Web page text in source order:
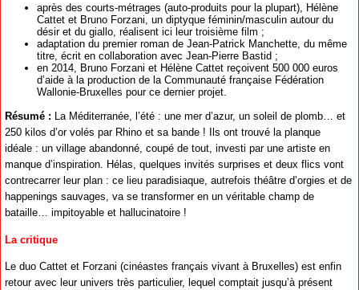
après des courts-métrages (auto-produits pour la plupart), Hélène
Cattet et Bruno Forzani, un diptyque féminin/masculin autour du
désir et du giallo, réalisent ici leur troisième film ;
adaptation du premier roman de Jean-Patrick Manchette, du même
titre, écrit en collaboration avec Jean-Pierre Bastid ;
en 2014, Bruno Forzani et Hélène Cattet reçoivent 500 000 euros
d’aide à la production de la Communauté française Fédération
Wallonie-Bruxelles pour ce dernier projet.
Résumé : La Méditerranée, l’été : une mer d’azur, un soleil de plomb… et
250 kilos d’or volés par Rhino et sa bande ! Ils ont trouvé la planque
idéale : un village abandonné, coupé de tout, investi par une artiste en
manque d’inspiration. Hélas, quelques invités surprises et deux flics vont
contrecarrer leur plan : ce lieu paradisiaque, autrefois théâtre d’orgies et de
happenings sauvages, va se transformer en un véritable champ de
bataille… impitoyable et hallucinatoire !
La critique
Le duo Cattet et Forzani (cinéastes français vivant à Bruxelles) est enfin
retour avec leur univers très particulier, lequel comptait jusqu’à présent